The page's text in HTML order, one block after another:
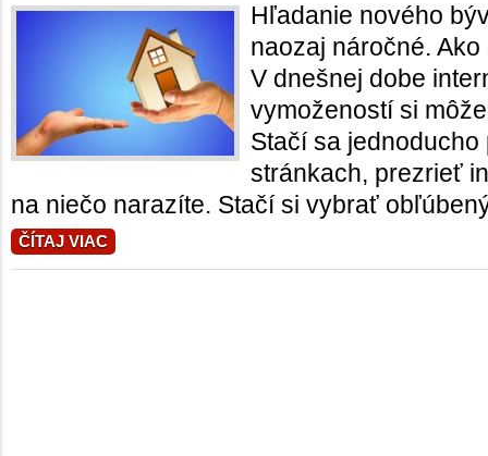
Hľadanie nového
naozaj náročné.
V dnešnej dobe
vymožeností si
Stačí sa
stránkach, prezrieť
na niečo narazíte. Stačí si vybrať
ČÍTAJ VIAC